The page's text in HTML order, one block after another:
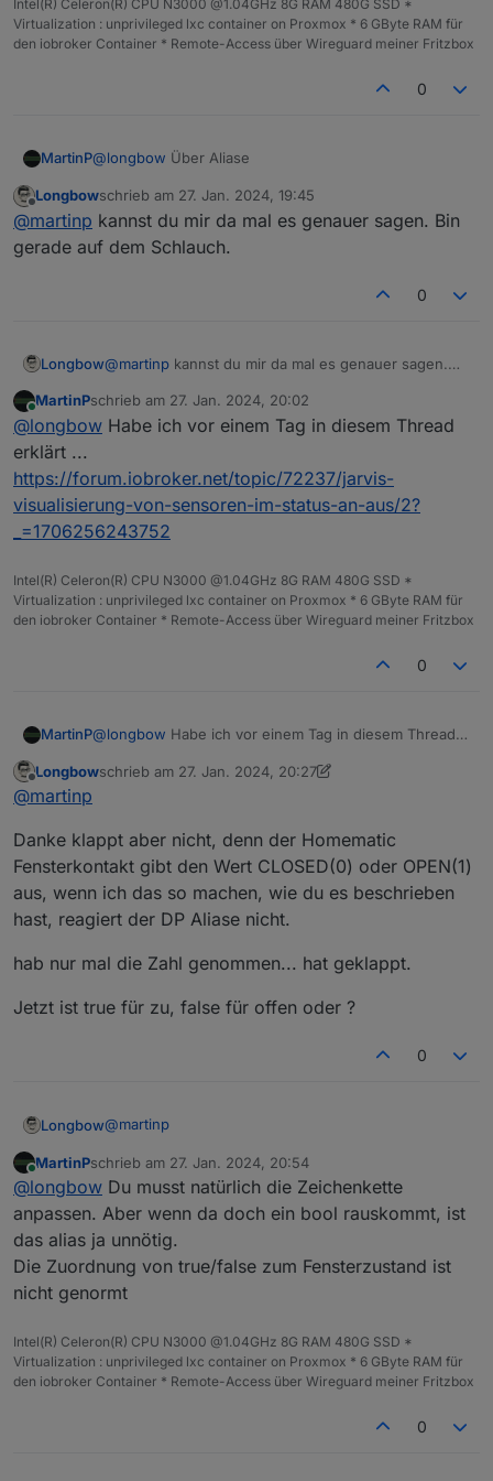
Intel(R) Celeron(R) CPU N3000 @1.04GHz 8G RAM 480G SSD *
Virtualization : unprivileged lxc container on Proxmox * 6 GByte RAM für
den iobroker Container * Remote-Access über Wireguard meiner Fritzbox
0
MartinP@longbow Über Aliase
Offline
Longbowschrieb am 27. Jan. 2024, 19:45
zuletzt editiert von
@martinp kannst du mir da mal es genauer sagen. Bin
gerade auf dem Schlauch.
0
Longbow@martinp kannst du mir da mal es genauer sagen.
Online
MartinPschrieb am 27. Jan. 2024, 20:02
zuletzt editiert von
@longbow Habe ich vor einem Tag in diesem Thread
erklärt ...
https://forum.iobroker.net/topic/72237/jarvis-
visualisierung-von-sensoren-im-status-an-aus/2?
_=1706256243752
Intel(R) Celeron(R) CPU N3000 @1.04GHz 8G RAM 480G SSD *
Virtualization : unprivileged lxc container on Proxmox * 6 GByte RAM für
den iobroker Container * Remote-Access über Wireguard meiner Fritzbox
0
MartinP@longbow Habe ich vor einem Tag in diesem Thread
https://forum.iobroker.net/topic/72237/jarvis-
Offline
Longbowschrieb am 27. Jan. 2024, 20:27
zuletzt editiert von Longbow
@martinp
Danke klappt aber nicht, denn der Homematic
Fensterkontakt gibt den Wert CLOSED(0) oder OPEN(1)
aus, wenn ich das so machen, wie du es beschrieben
hast, reagiert der DP Aliase nicht.
hab nur mal die Zahl genommen... hat geklappt.
Jetzt ist true für zu, false für offen oder ?
0
Longbow@martinp
Danke klappt aber nicht, denn der Homematic
Fensterkontakt gibt den Wert CLOSED(0) oder
OPEN(1) aus, wenn ich das so machen, wie du es
beschrieben hast, reagiert der DP Aliase nicht.
hab nur mal die Zahl genommen... hat geklappt.
Jetzt ist true für zu, false für offen oder ?
Online
MartinPschrieb am 27. Jan. 2024, 20:54
zuletzt editiert von
@longbow Du musst natürlich die Zeichenkette
anpassen. Aber wenn da doch ein bool rauskommt, ist
das alias ja unnötig.
Die Zuordnung von true/false zum Fensterzustand ist
nicht genormt
Intel(R) Celeron(R) CPU N3000 @1.04GHz 8G RAM 480G SSD *
Virtualization : unprivileged lxc container on Proxmox * 6 GByte RAM für
den iobroker Container * Remote-Access über Wireguard meiner Fritzbox
0